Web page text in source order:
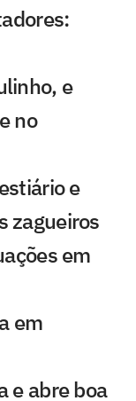
e
no
e
zagueiros
em
em
e abre boa